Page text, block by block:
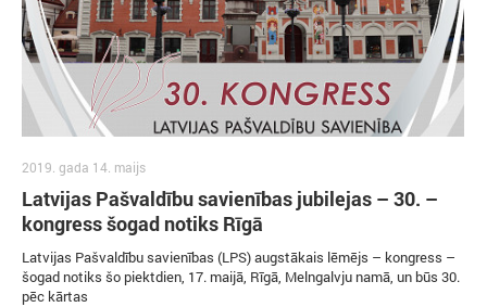
2019. gada 14. maijs
Latvijas Pašvaldību savienības jubilejas – 30. –
kongress šogad notiks Rīgā
Latvijas Pašvaldību savienības (LPS) augstākais lēmējs – kongress –
šogad notiks šo piektdien, 17. maijā, Rīgā, Melngalvju namā, un būs 30.
pēc kārtas